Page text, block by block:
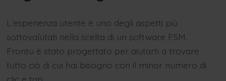
L’esperienza utente è uno degli aspetti più
sottovalutati nella scelta di un software FSM.
Frontu è stato progettato per aiutarti a trovare
tutto ciò di cui hai bisogno con il minor numero di